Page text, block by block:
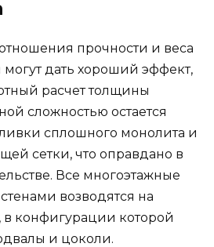
прочности и веса
дать хороший эффект,
расчет толщины
сложностью остается
сплошного монолита и
сетки, что оправдано в
Все многоэтажные
возводятся на
в конфигурации которой
и цоколи.